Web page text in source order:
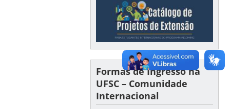
Formas de Ingresso na
UFSC – Comunidade
Internacional